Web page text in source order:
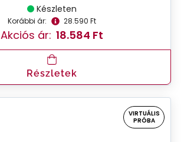
Készleten
Korábbi ár: 28.590 Ft
Akciós ár: 18.584 Ft
Részletek
VIRTUÁLIS
PRÓBA